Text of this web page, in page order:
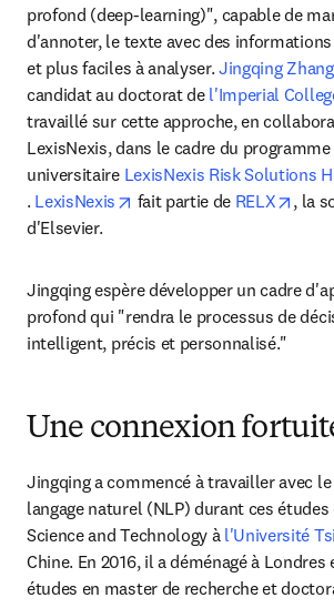
profond (deep-learning)", capable de
d'annoter, le texte avec des
et plus faciles à analyser. Jingqing Zhang
candidat au doctorat de l'Imperial
travaillé sur cette approche, en
LexisNexis, dans le cadre du programme
universitaire LexisNexis Risk Solutions
opens in new tab/window
. LexisNexis opens in new tab/window
fait partie de RELX
, la
d'Elsevier.
Jingqing espère développer un cadre
profond qui "rendra le processus de
intelligent, précis et personnalisé."
Une connexion
Jingqing a commencé à travailler avec
langage naturel (NLP) durant ces études
Science and Technology à l'Université
Chine. En 2016, il a déménagé à
études en master de recherche et